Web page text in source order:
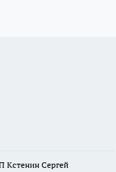
Кстенин Сергей